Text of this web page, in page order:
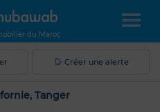
du Maroc
Créer une alerte
Tanger